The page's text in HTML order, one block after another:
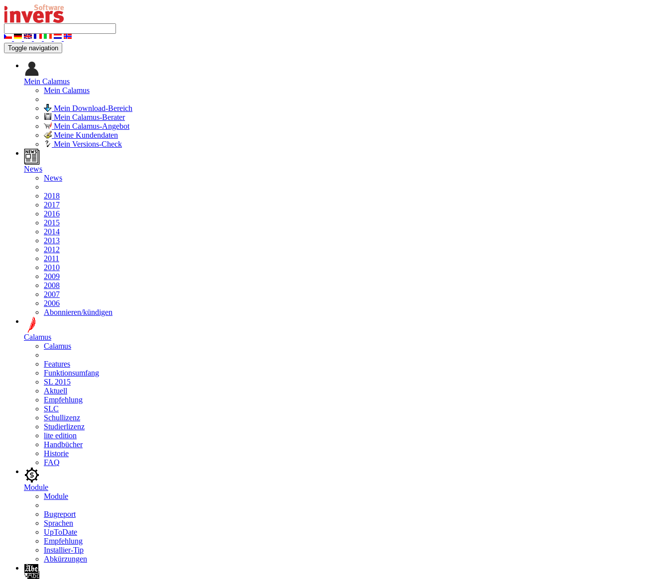
Toggle navigation
Mein Calamus
Mein Calamus
Mein Download-Bereich
Mein Calamus-Berater
Mein Calamus-Angebot
Meine Kundendaten
Mein Versions-Check
News
News
2018
2017
2016
2015
2014
2013
2012
2011
2010
2009
2008
2007
2006
Abonnieren/kündigen
Calamus
Calamus
Features
Funktionsumfang
SL 2015
Aktuell
Empfehlung
SLC
Schullizenz
Studierlizenz
lite edition
Handbücher
Historie
FAQ
Module
Module
Bugreport
Sprachen
UpToDate
Empfehlung
Installier-Tip
Abkürzungen